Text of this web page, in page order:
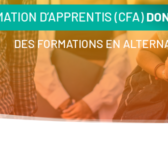
D’APPRENTIS (CFA)
DES FORMATIONS EN